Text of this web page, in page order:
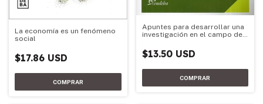
La economía es un fenómeno
social
$17.86 USD
Apuntes para desarrollar una
investigación en el campo de
organizaci
$13.50 USD